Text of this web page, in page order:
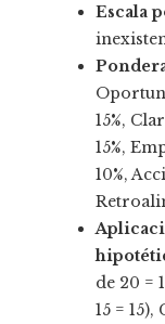
Escala
15%,
15%,
10%,
de 20 =
15 = 15),